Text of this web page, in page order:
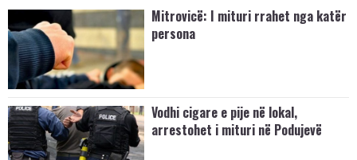
Mitrovicë: I mituri rrahet nga katër
persona
Vodhi cigare e pije në lokal,
arrestohet i mituri në Podujevë